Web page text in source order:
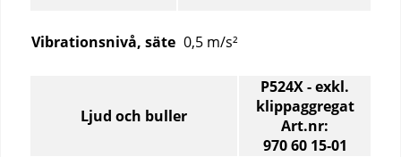
för
Vibrationsnivå, säte 0,5 m/s²
Ljud och buller
P524X - exkl.
klippaggregat
Art.nr:
970 60 15‑01